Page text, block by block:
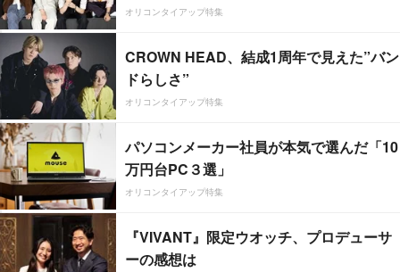
オリコンタイアップ特集
CROWN HEAD、結成1周年で見えた”バン
ドらしさ”
オリコンタイアップ特集
パソコンメーカー社員が本気で選んだ「10
万円台PC３選」
オリコンタイアップ特集
『VIVANT』限定ウオッチ、プロデューサ
ーの感想は